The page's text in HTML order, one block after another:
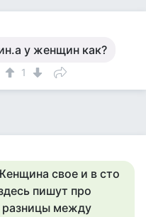
у женщин как?
1
свое и в сто
пишут про
разницы между